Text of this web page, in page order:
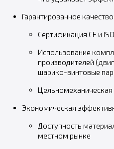
Гарантированное качество:
Сертификация CE и
Использование
производителей
шарико-винтовые
Экономическая
Доступность
местном рынке